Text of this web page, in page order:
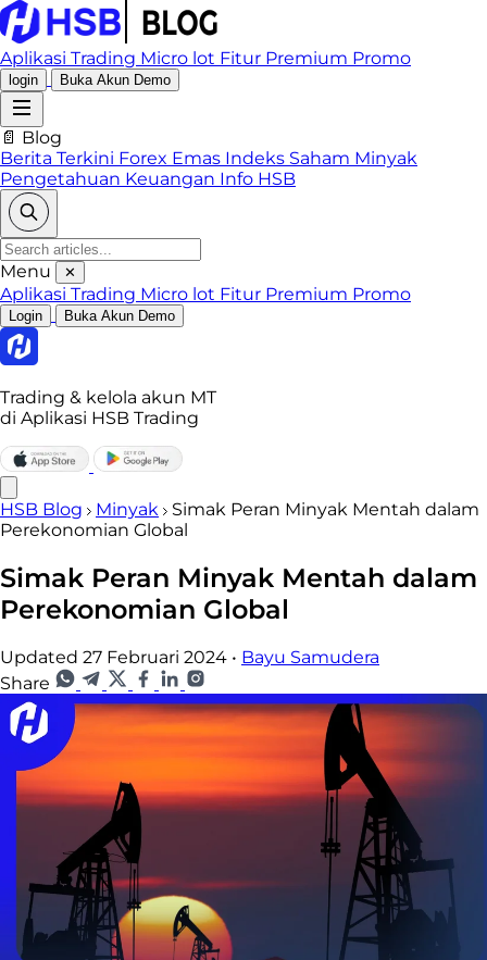
Aplikasi Trading Micro lot Fitur Premium Promo
login Buka Akun Demo
📄 Blog
Berita Terkini Forex Emas Indeks Saham Minyak
Pengetahuan Keuangan Info HSB
Menu ✕
Aplikasi Trading Micro lot Fitur Premium Promo
Login Buka Akun Demo
Trading & kelola akun MT
di Aplikasi HSB Trading
HSB Blog Minyak
Simak Peran Minyak Mentah dalam
Perekonomian Global
Simak Peran Minyak Mentah dalam
Perekonomian Global
Updated 27 Februari 2024 • Bayu Samudera
Share